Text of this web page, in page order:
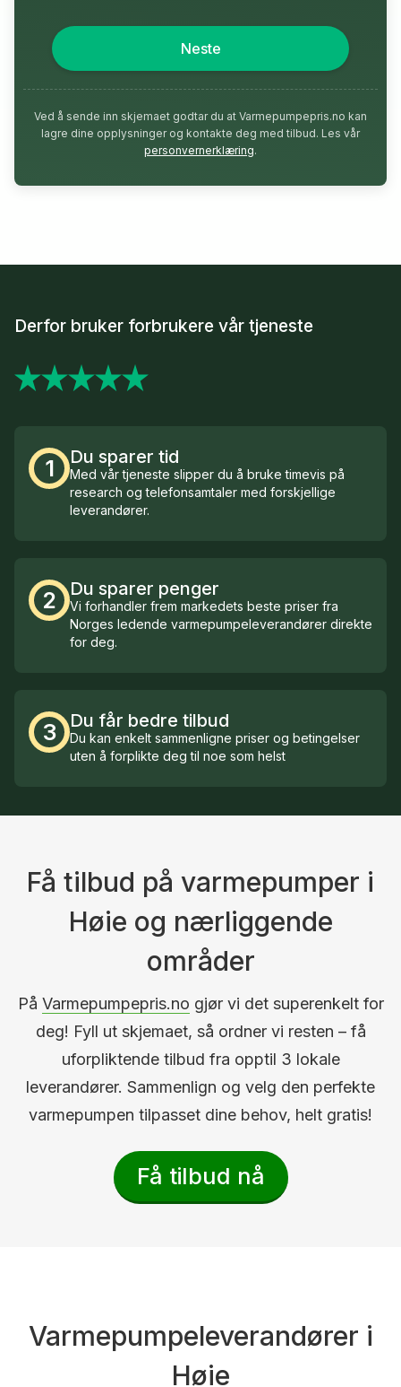
Neste
Ved å sende inn skjemaet godtar du at Varmepumpepris.no kan
lagre dine opplysninger og kontakte deg med tilbud. Les vår
personvernerklæring.
Derfor bruker forbrukere vår tjeneste
1 Du sparer tid
Med vår tjeneste slipper du å bruke timevis på
research og telefonsamtaler med forskjellige
leverandører.
2 Du sparer penger
Vi forhandler frem markedets beste priser fra
Norges ledende varmepumpeleverandører direkte
for deg.
3 Du får bedre tilbud
Du kan enkelt sammenligne priser og betingelser
uten å forplikte deg til noe som helst
Få tilbud på varmepumper i
Høie og nærliggende
områder
På Varmepumpepris.no gjør vi det superenkelt for
deg! Fyll ut skjemaet, så ordner vi resten – få
uforpliktende tilbud fra opptil 3 lokale
leverandører. Sammenlign og velg den perfekte
varmepumpen tilpasset dine behov, helt gratis!
Få tilbud nå
Varmepumpeleverandører i
Høie